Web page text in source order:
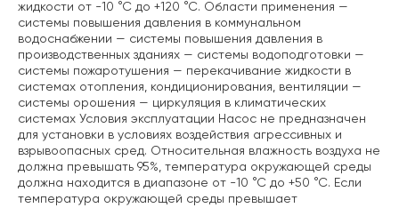
жидкости от -10 °С до +120 °С. Области применения —
системы повышения давления в коммунальном
водоснабжении — системы повышения давления в
производственных зданиях — системы водоподготовки —
системы пожаротушения — перекачивание жидкости в
системах отопления, кондиционирования, вентиляции —
системы орошения — циркуляция в климатических
системах Условия эксплуатации Насос не предназначен
для установки в условиях воздействия агрессивных и
взрывоопасных сред. Относительная влажность воздуха не
должна превышать 95%, температура окружающей среды
должна находится в диапазоне от -10 °С до +50 °С. Если
температура окружающей среды превышает